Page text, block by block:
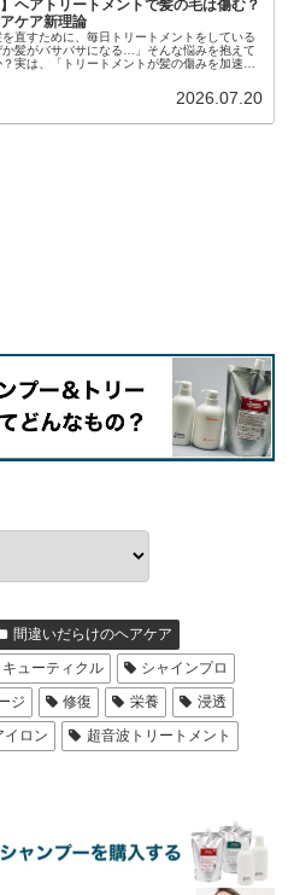
】ヘアトリートメントで髪の毛は傷む？
ケア新理論
を直すために、毎日トリートメントをしている
か髪がバサバサになる…」そんな悩みを抱えて
実は、「トリートメントが髪の傷みを加速さ
2026.07.20
間違いだらけのヘアケア
キューティクル
シャインプロ
ジ 修復 栄養
浸透
イロン
超音波トリートメント